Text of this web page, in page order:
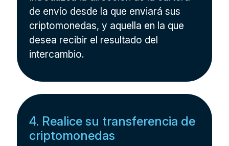
de envío desde la que enviará sus
criptomonedas, y aquella en la que
desea recibir el resultado del
intercambio.
4. Realice su transferencia de
criptomonedas